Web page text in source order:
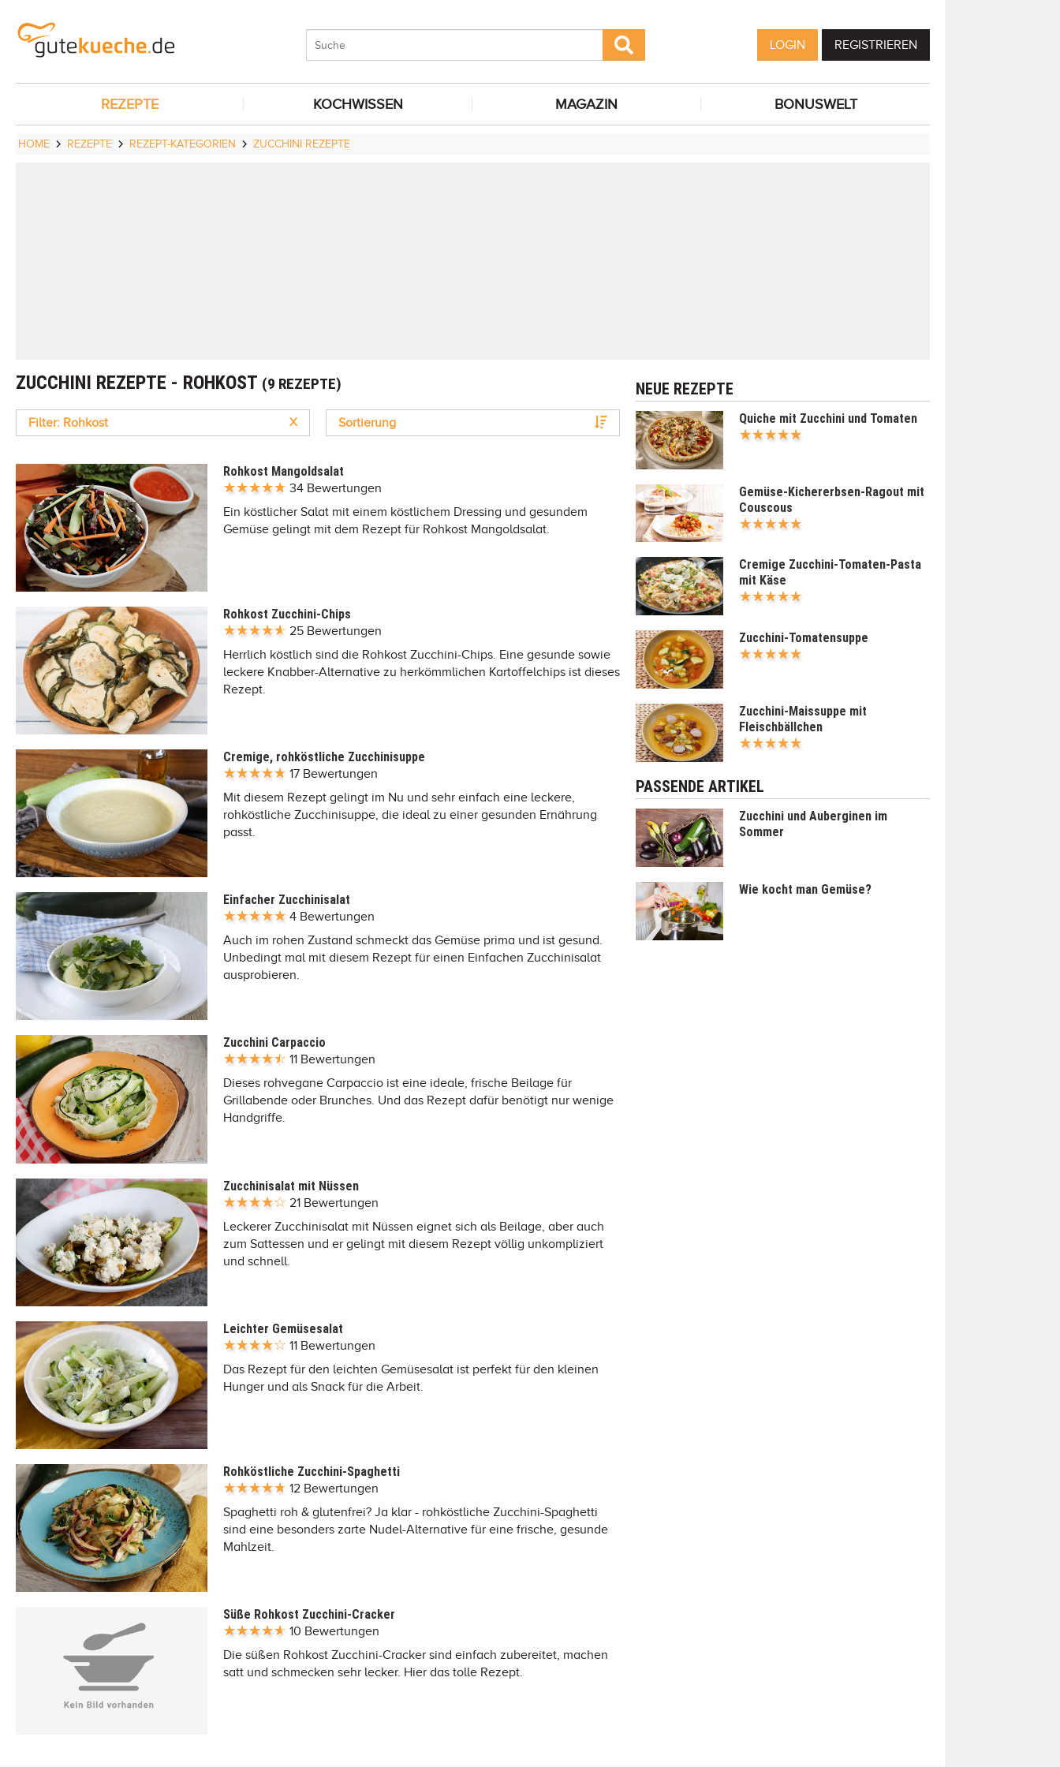
LOGIN REGISTRIEREN
REZEPTE KOCHWISSEN MAGAZIN BONUSWELT
HOME REZEPTE REZEPT-KATEGORIEN ZUCCHINI REZEPTE
ZUCCHINI REZEPTE - ROHKOST (9 REZEPTE)
Filter: Rohkost X Sortierung
Rohkost Mangoldsalat
34 Bewertungen
Ein köstlicher Salat mit einem köstlichem Dressing und gesundem
Gemüse gelingt mit dem Rezept für Rohkost Mangoldsalat.
Rohkost Zucchini-Chips
25 Bewertungen
Herrlich köstlich sind die Rohkost Zucchini-Chips. Eine gesunde sowie
leckere Knabber-Alternative zu herkömmlichen Kartoffelchips ist dieses
Rezept.
Cremige, rohköstliche Zucchinisuppe
17 Bewertungen
Mit diesem Rezept gelingt im Nu und sehr einfach eine leckere,
rohköstliche Zucchinisuppe, die ideal zu einer gesunden Ernährung
passt.
Einfacher Zucchinisalat
4 Bewertungen
Auch im rohen Zustand schmeckt das Gemüse prima und ist gesund.
Unbedingt mal mit diesem Rezept für einen Einfachen Zucchinisalat
ausprobieren.
Zucchini Carpaccio
11 Bewertungen
Dieses rohvegane Carpaccio ist eine ideale, frische Beilage für
Grillabende oder Brunches. Und das Rezept dafür benötigt nur wenige
Handgriffe.
Zucchinisalat mit Nüssen
21 Bewertungen
Leckerer Zucchinisalat mit Nüssen eignet sich als Beilage, aber auch
zum Sattessen und er gelingt mit diesem Rezept völlig unkompliziert
und schnell.
Leichter Gemüsesalat
11 Bewertungen
Das Rezept für den leichten Gemüsesalat ist perfekt für den kleinen
Hunger und als Snack für die Arbeit.
Rohköstliche Zucchini-Spaghetti
12 Bewertungen
Spaghetti roh & glutenfrei? Ja klar - rohköstliche Zucchini-Spaghetti
sind eine besonders zarte Nudel-Alternative für eine frische, gesunde
Mahlzeit.
Süße Rohkost Zucchini-Cracker
10 Bewertungen
Die süßen Rohkost Zucchini-Cracker sind einfach zubereitet, machen
satt und schmecken sehr lecker. Hier das tolle Rezept.
NEUE REZEPTE
Quiche mit Zucchini und Tomaten
Gemüse-Kichererbsen-Ragout mit
Couscous
Cremige Zucchini-Tomaten-Pasta
mit Käse
Zucchini-Tomatensuppe
Zucchini-Maissuppe mit
Fleischbällchen
PASSENDE ARTIKEL
Zucchini und Auberginen im
Sommer
Wie kocht man Gemüse?